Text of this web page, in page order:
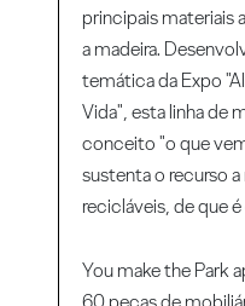
principais materiais
a madeira.
temática da Expo
Vida", esta linha de
conceito "o que
sustenta o recurso
recicláveis, de que
You make the Park